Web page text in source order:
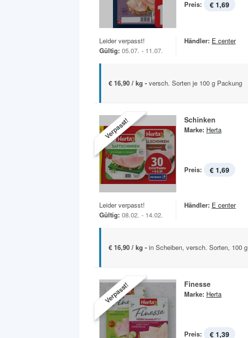
Preis: € 1,69
Leider verpasst!
Gültig: 05.07. - 11.07.
Händler: E center
€ 16,90 / kg - versch. Sorten je 100 g Packung
Verpasst! Schinken
Marke: Herta
Preis: € 1,69
Leider verpasst!
Gültig: 08.02. - 14.02.
Händler: E center
€ 16,90 / kg - in Scheiben, versch. Sorten, 100 g
Verpasst! Finesse
Marke: Herta
Preis: € 1,39